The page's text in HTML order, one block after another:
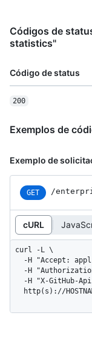
Códigos de
statistics"
Código de status
200
Exemplos de
Exemplo de
GET /
cURL
curl -L \
http(s)://